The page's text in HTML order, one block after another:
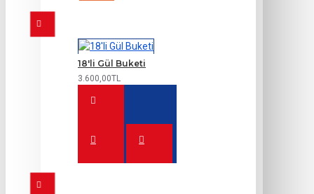
18'li Gül Buketi
3.600,00TL